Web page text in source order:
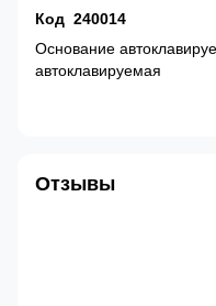
Код 240014
Основание
автоклавируемая
Отзывы